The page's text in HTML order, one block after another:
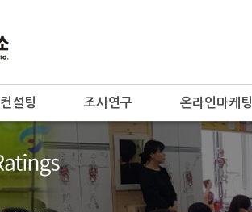
컨설팅 조사연구 온라인마케팅